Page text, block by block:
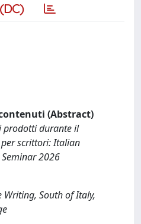
(Abstract)
prodotti durante il
scrittori: Italian
2026
South of Italy,